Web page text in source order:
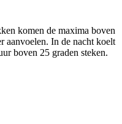
komen de maxima boven
aanvoelen. In de nacht koelt
boven 25 graden steken.